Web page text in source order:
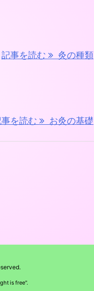
記事を読む 灸の種類
を読む お灸の基礎
is free".